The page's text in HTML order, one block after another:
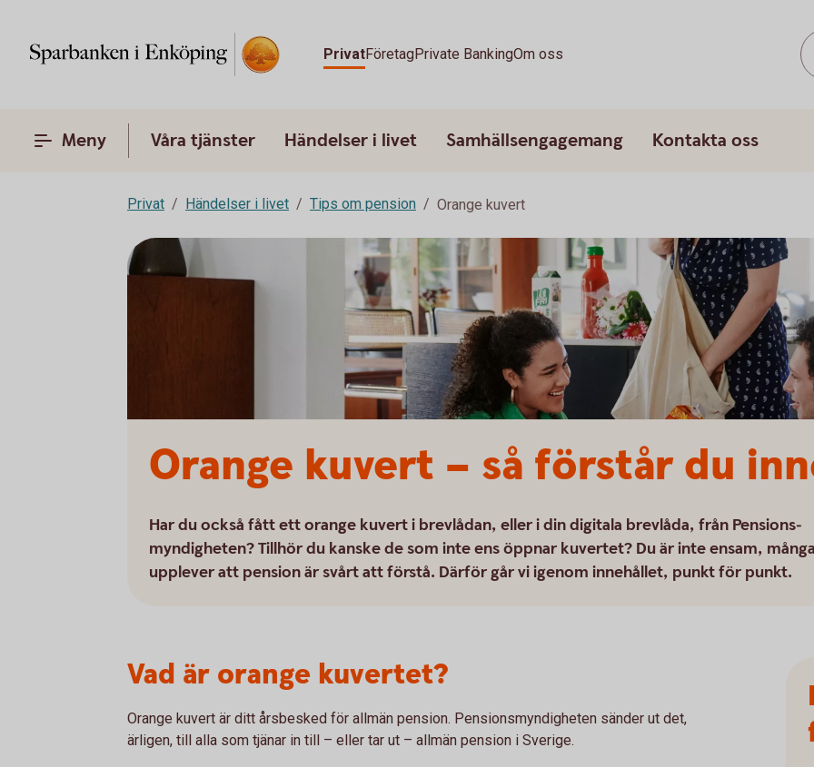
PrivatFöretagPrivate BankingOm oss
Meny Våra tjänster Händelser i livet Samhällsengagemang Kontakta oss
Privat Händelser i livet Tips om pension Orange kuvert
Orange kuvert – så förstår du
Har du också fått ett orange kuvert i brevlådan, eller i din digitala brevlåda, från Pensions­
myndigheten? Tillhör du kanske de som inte ens öppnar kuvertet? Du är inte ensam, många
upplever att pension är svårt att förstå. Därför går vi igenom innehållet, punkt för punkt.
Vad är orange kuvertet?
Orange kuvert är ditt årsbesked för allmän pension. Pensionsmyndigheten sänder ut det,
ärligen, till alla som tjänar in till – eller tar ut – allmän pension i Sverige.